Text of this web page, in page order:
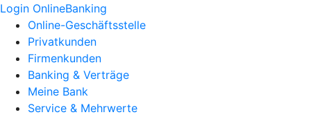
Login OnlineBanking
Online-Geschäftsstelle
Privatkunden
Firmenkunden
Banking & Verträge
Meine Bank
Service & Mehrwerte